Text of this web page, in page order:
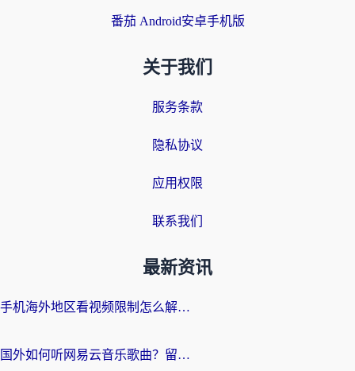
番茄 Android安卓手机版
关于我们
服务条款
隐私协议
应用权限
联系我们
最新资讯
手机海外地区看视频限制怎么解决？留学生亲测有效的回国加速器指南
国外如何听网易云音乐歌曲？留学生亲测有效的回国加速方案